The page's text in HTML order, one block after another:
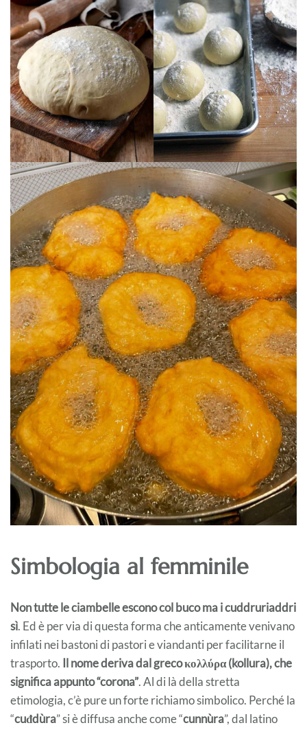
Simbologia al femminile
Non tutte le ciambelle escono col buco ma i cuddruriaddri
sì. Ed è per via di questa forma che anticamente venivano
infilati nei bastoni di pastori e viandanti per facilitarne il
trasporto. Il nome deriva dal greco κολλύρα (kollura), che
significa appunto “corona”. Al di là della stretta
etimologia, c’è pure un forte richiamo simbolico. Perché la
“cuđdùra” si è diffusa anche come “cunnùra”, dal latino